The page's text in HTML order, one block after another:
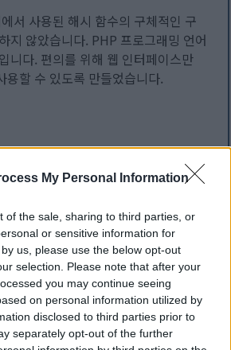
My Personal Information
of the sale, sharing to third parties, or
or sensitive information for
us, please use the below opt-out
selection. Please note that after your
you may continue seeing
on personal information utilized by
disclosed to third parties prior to
separately opt-out of the further
서 사용된 해시 함수의 구체적인 구
지 않았습니다. PHP 프로그래밍 언어
니다. 편의를 위해 웹 인터페이스만
용할 수 있도록 만들었습니다.
데이터 또는 업로드된 파일은 요청된
로 반환되기 전에 즉시 삭제됩니다.
:
일 업로드